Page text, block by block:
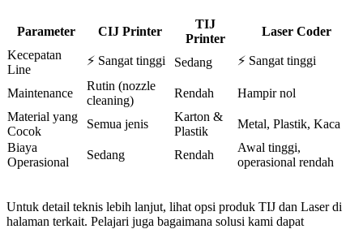
Parameter CIJ Printer
TIJ
Printer
Laser Coder
Kecepatan
Line
⚡ Sangat tinggi Sedang ⚡ Sangat tinggi
Maintenance
Rutin (nozzle
cleaning)
Rendah
Hampir nol
Material yang
Cocok
Semua jenis
Karton &
Plastik
Metal, Plastik, Kaca
Biaya
Operasional
Sedang Rendah
Awal tinggi,
operasional rendah
Untuk detail teknis lebih lanjut, lihat opsi produk TIJ dan Laser di
halaman terkait. Pelajari juga bagaimana solusi kami dapat